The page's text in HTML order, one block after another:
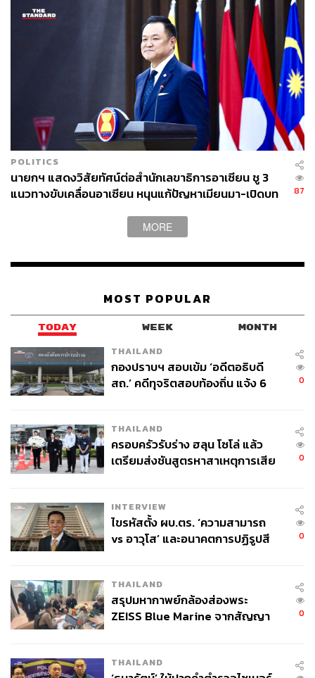
POLITICS
นายกฯ แสดงวิสัยทัศน์ต่อสำนักเลขาธิการอาเซียน ชู 3
แนวทางขับเคลื่อนอาเซียน หนุนแก้ปัญหาเมียนมา-เปิดบท
87
MORE
MOST POPULAR
TODAY WEEK MONTH
THAILAND
กองปราบฯ สอบเข้ม ‘อดีตอธิบดี
สถ.’ คดีทุจริตสอบท้องถิ่น แจ้ง 6
0
THAILAND
ครอบครัวรับร่าง ฮลุน โซโล่ แล้ว
เตรียมส่งชันสูตรหาสาเหตุการเสีย
0
INTERVIEW
ไขรหัสตั้ง ผบ.ตร. ‘ความสามารถ
vs อาวุโส’ และอนาคตการปฏิรูปสี
0
THAILAND
สรุปมหากาพย์กล้องส่องพระ
ZEISS Blue Marine จากสัญญา
จ่ายหนี้-แอบระบุแบรนด์
0
THAILAND